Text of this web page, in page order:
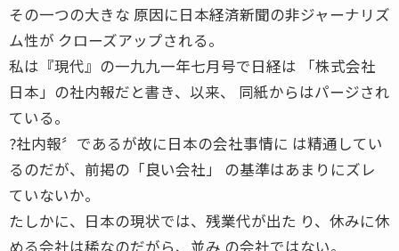
その一つの大きな 原因に日本経済新聞の非ジャーナリズ
ム性が クローズアップされる。
私は『現代』の一九九一年七月号で日経は 「株式会社
日本」の社内報だと書き、以来、 同紙からはパージされ
ている。
?社内報〞であるが故に日本の会社事情に は精通してい
るのだが、前掲の「良い会社」 の基準はあまりにズレ
ていないか。
たしかに、日本の現状では、残業代が出た り、休みに休
める会社は稀なのだがら、並み の会社ではない。